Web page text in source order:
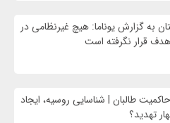
به گزارش یوناما: هیچ غیرنظامی در
هدف قرار نگرفته است
طالبان | شناسایی روسیه، ایجاد
تهدید؟